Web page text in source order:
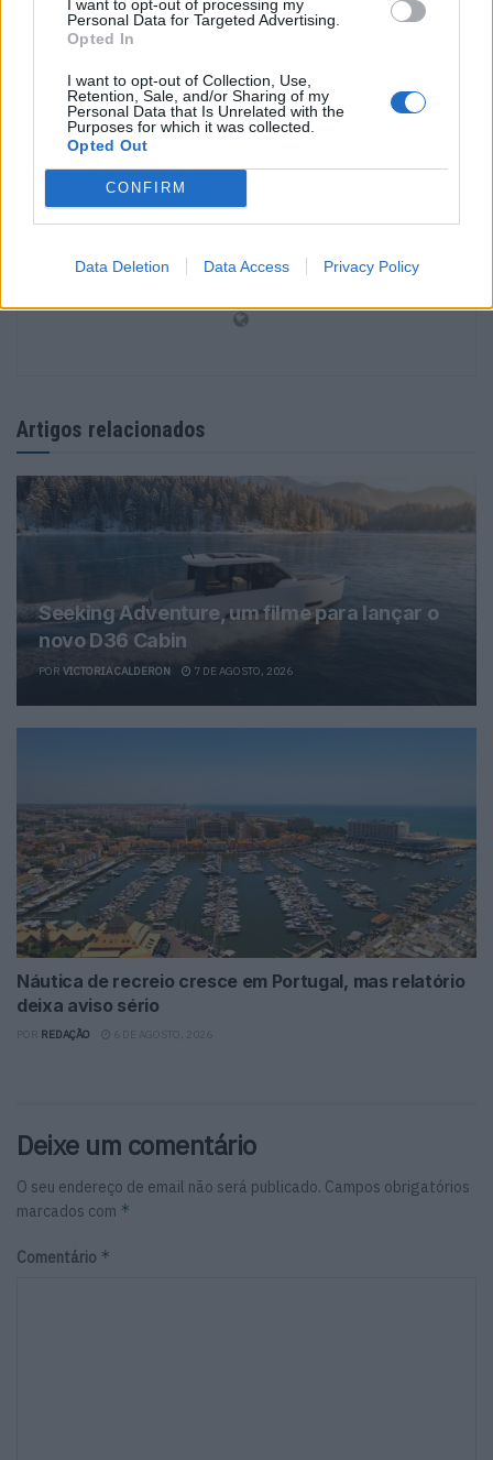
I want to opt-out of processing my
Personal Data for Targeted Advertising.
Opted In
I want to opt-out of Collection, Use,
Retention, Sale, and/or Sharing of my
Personal Data that Is Unrelated with the
Purposes for which it was collected.
Opted Out
CONFIRM
Data Deletion Data Access Privacy Policy
46 m de comprimento.
barcos Millimetri Baglietto Notícias
Ricard Bracons
Artigos relacionados
Seeking Adventure, um filme para lançar o
novo D36 Cabin
POR VICTORIA CALDERON 7 DE AGOSTO, 2026
Náutica de recreio cresce em Portugal, mas relatório
deixa aviso sério
REDAÇÃO
Deixe um comentário
O seu endereço de email não será publicado. Campos obrigatórios
marcados com *
Comentário *